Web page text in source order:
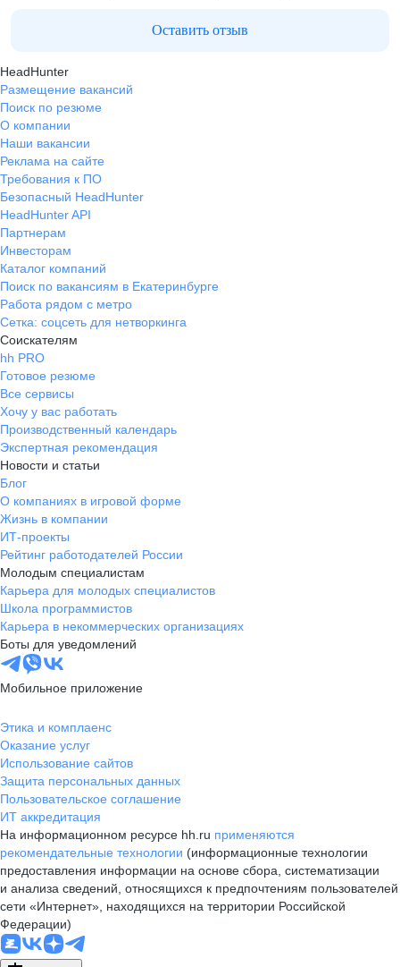
Оставить отзыв
HeadHunter
Размещение вакансий
Поиск по резюме
О компании
Наши вакансии
Реклама на сайте
Требования к ПО
Безопасный HeadHunter
HeadHunter API
Партнерам
Инвесторам
Каталог компаний
Поиск по вакансиям в Екатеринбурге
Работа рядом с метро
Сетка: соцсеть для нетворкинга
Соискателям
hh PRO
Готовое резюме
Все сервисы
Хочу у вас работать
Производственный календарь
Экспертная рекомендация
Новости и статьи
Блог
О компаниях в игровой форме
Жизнь в компании
ИТ-проекты
Рейтинг работодателей России
Молодым специалистам
Карьера для молодых специалистов
Школа программистов
Карьера в некоммерческих организациях
Боты для уведомлений
Мобильное приложение
Этика и комплаенс
Оказание услуг
Использование сайтов
Защита персональных данных
Пользовательское соглашение
ИТ аккредитация
На информационном ресурсе hh.ru применяются
рекомендательные технологии (информационные технологии
предоставления информации на основе сбора, систематизации
и анализа сведений, относящихся к предпочтениям пользователей
сети «Интернет», находящихся на территории Российской
Федерации)